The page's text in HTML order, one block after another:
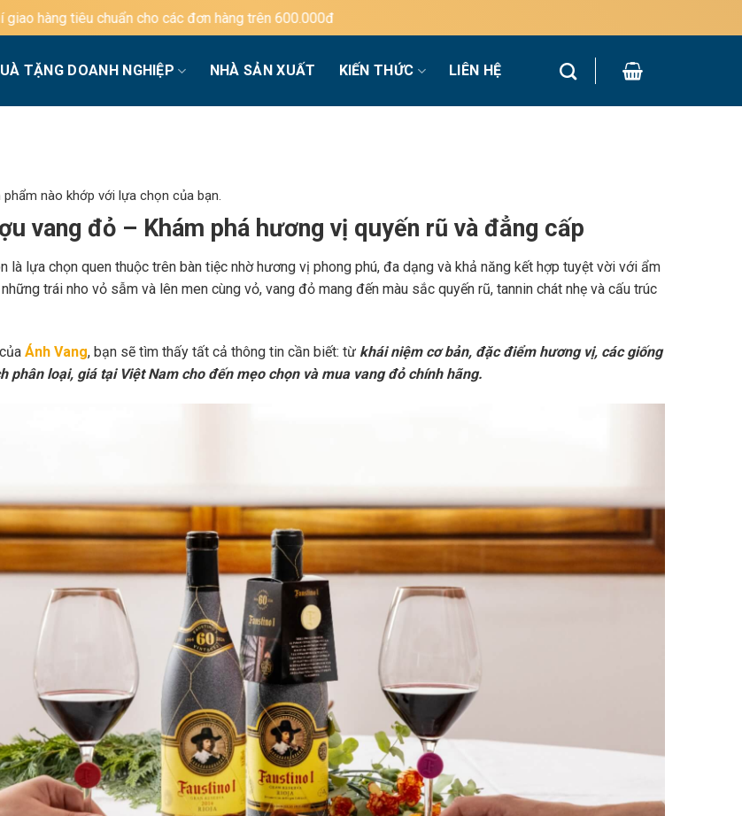
cho các đơn hàng trên 600.000đ
TẶNG DOANH NGHIỆP NHÀ SẢN XUẤT KIẾN THỨC LIÊN HỆ
nào khớp với lựa chọn của bạn.
vang đỏ – Khám phá hương vị quyến rũ và đẳng cấp
là lựa chọn quen thuộc trên bàn tiệc nhờ hương vị phong phú, đa dạng và khả năng kết hợp tuyệt vời với ẩm
trái nho vỏ sẫm và lên men cùng vỏ, vang đỏ mang đến màu sắc quyến rũ, tannin chát nhẹ và cấu trúc
Ánh Vang, bạn sẽ tìm thấy tất cả thông tin cần biết: từ khái niệm cơ bản, đặc điểm hương vị, các giống
phân loại, giá tại Việt Nam cho đến mẹo chọn và mua vang đỏ chính hãng.